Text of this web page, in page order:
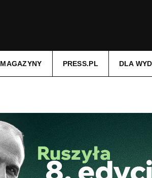
MAGAZYNY PRESS.PL DLA